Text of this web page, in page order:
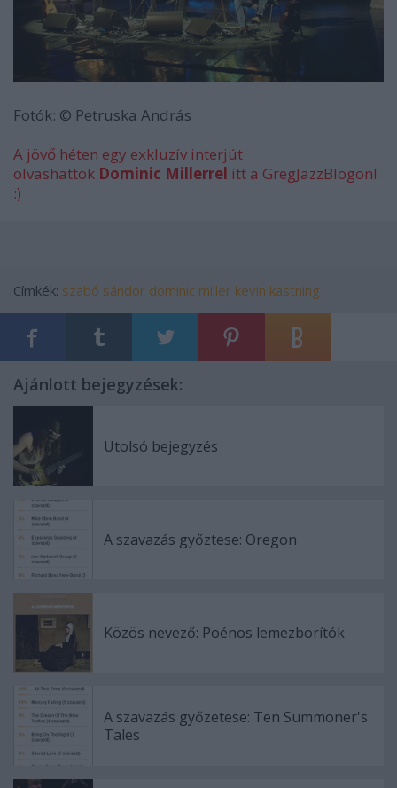
Fotók: © Petruska András
A jövő héten egy exkluzív interjút
olvashattok Dominic Millerrel itt a GregJazzBlogon!
:)
Címkék: szabó sándor dominic miller kevin kastning
Ajánlott bejegyzések:
Utolsó bejegyzés
A szavazás győztese: Oregon
Közös nevező: Poénos lemezborítók
A szavazás győzetese: Ten Summoner's
Tales